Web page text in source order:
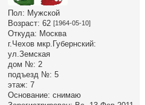
Пол: Мужской
Возраст: 62 [1964-05-10]
Откуда: Москва
г.Чехов мкр.Губернский:
ул.Земская
дом №: 2
подъезд №: 5
этаж: 7
Основание: снимаю